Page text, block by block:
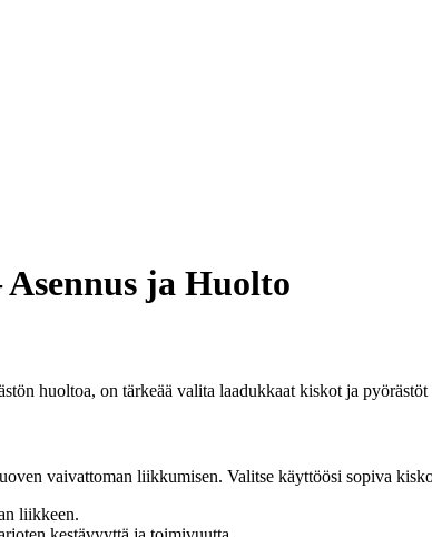
ja Huolto
huoltoa, on tärkeää valita laadukkaat kiskot ja
vaivattoman liikkumisen. Valitse käyttöösi sopiva
liikkeen.